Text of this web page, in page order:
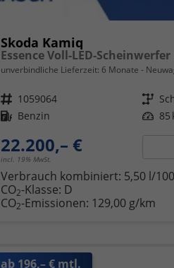
Skoda Kamiq
Essence Voll-LED-
unverbindliche Lieferzeit: 6 Monate
Fahrzeugnr. 1059064 Getriebe
Kraftstoff Benzin Leistung 85
22.200,– €
incl. 19% MwSt.
Verbrauch kombiniert: 5,50 l/
CO2-Klasse: D
CO2-Emissionen: 129,00 g/km
ab 196,– € mtl.